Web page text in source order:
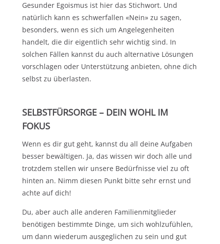
Gesunder Egoismus ist hier das Stichwort. Und
natürlich kann es schwerfallen «Nein» zu sagen,
besonders, wenn es sich um Angelegenheiten
handelt, die dir eigentlich sehr wichtig sind. In
solchen Fällen kannst du auch alternative Lösungen
vorschlagen oder Unterstützung anbieten, ohne dich
selbst zu überlasten.
SELBSTFÜRSORGE – DEIN WOHL IM
FOKUS
Wenn es dir gut geht, kannst du all deine Aufgaben
besser bewältigen. Ja, das wissen wir doch alle und
trotzdem stellen wir unsere Bedürfnisse viel zu oft
hinten an. Nimm diesen Punkt bitte sehr ernst und
achte auf dich!
Du, aber auch alle anderen Familienmitglieder
benötigen bestimmte Dinge, um sich wohlzufühlen,
um dann wiederum ausgeglichen zu sein und gut